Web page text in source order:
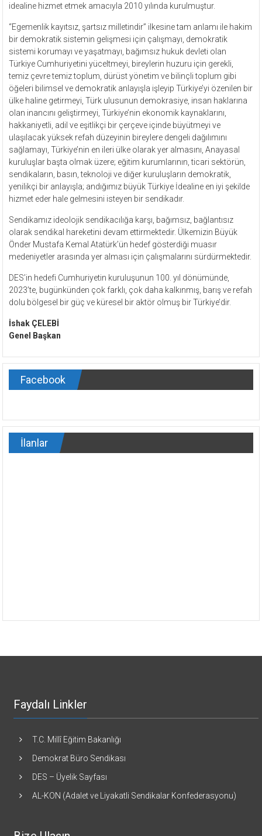
idealine hizmet etmek amacıyla 2010 yılında kurulmuştur.
“Egemenlik kayıtsız, şartsız milletindir” ilkesine tam anlamı ile hakim
bir demokratik sistemin gelişmesi için çalışmayı, demokratik
sistemi korumayı ve yaşatmayı, bağımsız hukuk devleti olan
Türkiye Cumhuriyetini yüceltmeyi, bireylerin huzuru için gerekli,
temiz çevre temiz toplum, dürüst yönetim ve bilinçli toplum gibi
öğeleri bilimsel ve demokratik anlayışla işleyip Türkiye’yi özenilen bir
ülke haline getirmeyi, Türk ulusunun demokrasiye, insan haklarına
olan inancını geliştirmeyi, Türkiye’nin ekonomik kaynaklarını,
hakkaniyetli, adil ve eşitlikçi bir çerçeve içinde büyütmeyi ve
ulaşılacak yüksek refah düzeyinin bireylere dengeli dağılımını
sağlamayı, Türkiye’nin en ileri ülke olarak yer almasını, Anayasal
kuruluşlar başta olmak üzere; eğitim kurumlarının, ticari sektörün,
sendikaların, basın, teknoloji ve diğer kuruluşların demokratik,
yenilikçi bir anlayışla; andığımız büyük Türkiye İdealine en iyi şekilde
hizmet eder hale gelmesini isteyen bir sendikadır.
Sendikamız ideolojik sendikacılığa karşı, bağımsız, bağlantısız
olarak sendikal hareketini devam ettirmektedir. Ülkemizin Büyük
Önder Mustafa Kemal Atatürk’ün hedef gösterdiği muasır
medeniyetler arasında yer alması için çalışmalarını sürdürmektedir.
DES’in hedefi Cumhuriyetin kuruluşunun 100. yıl dönümünde,
2023’te, bugünkünden çok farklı, çok daha kalkınmış, barış ve refah
dolu bölgesel bir güç ve küresel bir aktör olmuş bir Türkiye’dir.
İshak ÇELEBİ
Genel Başkan
Facebook
İlanlar
Faydalı Linkler
T.C. Millî Eğitim Bakanlığı
Demokrat Büro Sendikası
DES – Üyelik Sayfası
AL-KON (Adalet ve Liyakatli Sendikalar Konfederasyonu)